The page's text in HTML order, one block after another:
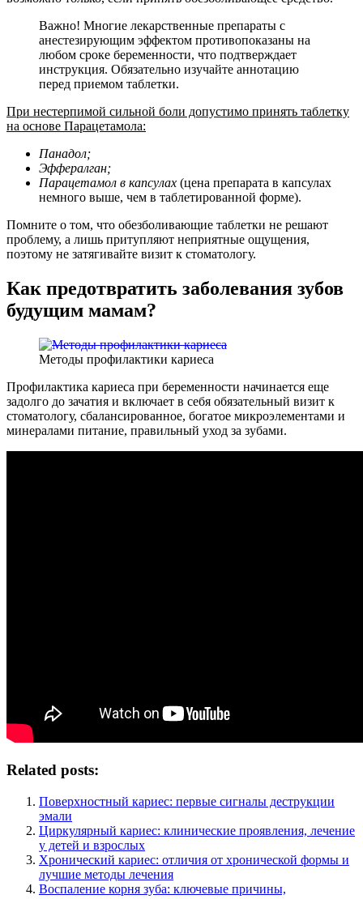
Важно! Многие лекарственные препараты с
анестезирующим эффектом противопоказаны на
любом сроке беременности, что подтверждает
инструкция. Обязательно изучайте аннотацию
перед приемом таблетки.
При нестерпимой сильной боли допустимо принять таблетку
на основе Парацетамола:
Панадол;
Эффералган;
Парацетамол в капсулах (цена препарата в капсулах
немного выше, чем в таблетированной форме).
Помните о том, что обезболивающие таблетки не решают
проблему, а лишь притупляют неприятные ощущения,
поэтому не затягивайте визит к стоматологу.
Как предотвратить заболевания зубов
будущим мамам?
Методы профилактики кариеса
Профилактика кариеса при беременности начинается еще
задолго до зачатия и включает в себя обязательный визит к
стоматологу, сбалансированное, богатое микроэлементами и
минералами питание, правильный уход за зубами.
Related posts:
Поверхностный кариес: первые сигналы деструкции
эмали
Циркулярный кариес: клинические проявления, лечение
у детей и взрослых
Хронический кариес: отличия от хронической формы и
лучшие методы лечения
Воспаление корня зуба: ключевые причины,